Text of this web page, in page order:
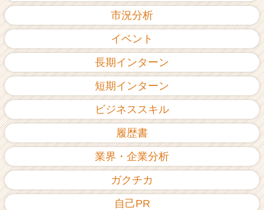
市況分析
イベント
長期インターン
短期インターン
ビジネススキル
履歴書
業界・企業分析
ガクチカ
自己PR